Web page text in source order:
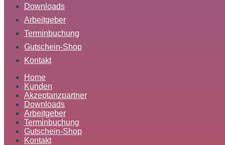
Downloads
Arbeitgeber
Terminbuchung
Gutschein-Shop
Kontakt
Home
Kunden
Akzeptanzpartner
Downloads
Arbeitgeber
Terminbuchung
Gutschein-Shop
Kontakt